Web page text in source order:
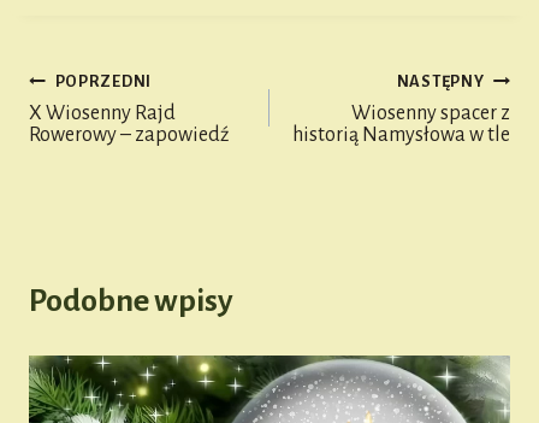
Nawigacja
wpisu
POPRZEDNI
X Wiosenny Rajd
Rowerowy – zapowiedź
NASTĘPNY
Wiosenny spacer z
historią Namysłowa w tle
Podobne wpisy